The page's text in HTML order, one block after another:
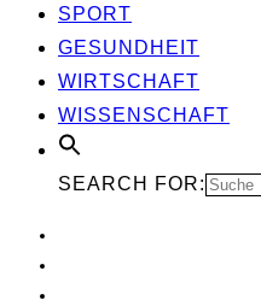
SPORT
GESUND­HEIT
WIRT­SCHAFT
WIS­SEN­SCHAFT
SEARCH FOR: